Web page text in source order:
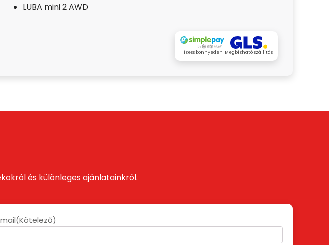
LUBA mini 2 AWD
Fizess könnyedén Megbízható szállítás
és különleges ajánlatainkról.
(Kötelező)